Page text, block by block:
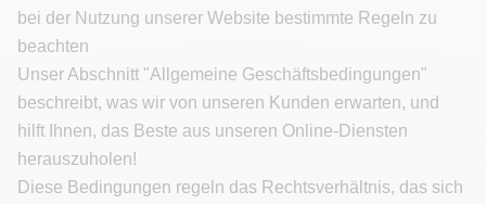
bei der Nutzung unserer Website bestimmte Regeln zu
beachten
Unser Abschnitt "Allgemeine Geschäftsbedingungen"
beschreibt, was wir von unseren Kunden erwarten, und
hilft Ihnen, das Beste aus unseren Online-Diensten
herauszuholen!
Diese Bedingungen regeln das Rechtsverhältnis, das sich